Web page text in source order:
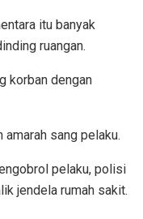
itu banyak
ruangan.
korban dengan
amarah sang pelaku.
pelaku, polisi
jendela rumah sakit.